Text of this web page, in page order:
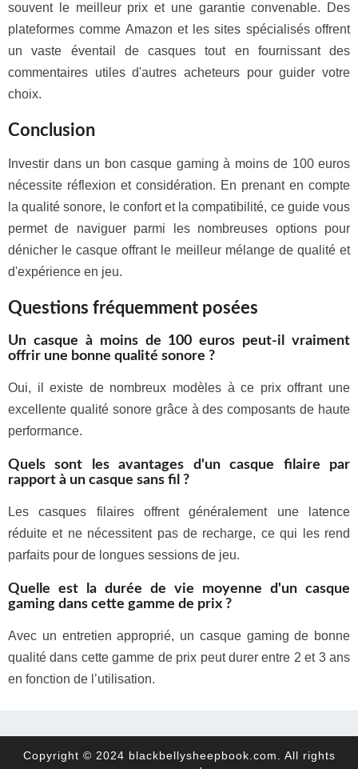
souvent le meilleur prix et une garantie convenable. Des
plateformes comme Amazon et les sites spécialisés offrent
un vaste éventail de casques tout en fournissant des
commentaires utiles d'autres acheteurs pour guider votre
choix.
Conclusion
Investir dans un bon casque gaming à moins de 100 euros
nécessite réflexion et considération. En prenant en compte
la qualité sonore, le confort et la compatibilité, ce guide vous
permet de naviguer parmi les nombreuses options pour
dénicher le casque offrant le meilleur mélange de qualité et
d'expérience en jeu.
Questions fréquemment posées
Un casque à moins de 100 euros peut-il vraiment
offrir une bonne qualité sonore ?
Oui, il existe de nombreux modèles à ce prix offrant une
excellente qualité sonore grâce à des composants de haute
performance.
Quels sont les avantages d'un casque filaire par
rapport à un casque sans fil ?
Les casques filaires offrent généralement une latence
réduite et ne nécessitent pas de recharge, ce qui les rend
parfaits pour de longues sessions de jeu.
Quelle est la durée de vie moyenne d'un casque
gaming dans cette gamme de prix ?
Avec un entretien approprié, un casque gaming de bonne
qualité dans cette gamme de prix peut durer entre 2 et 3 ans
en fonction de l’utilisation.
Copyright © 2024 blackbellysheepbook.com. All rights